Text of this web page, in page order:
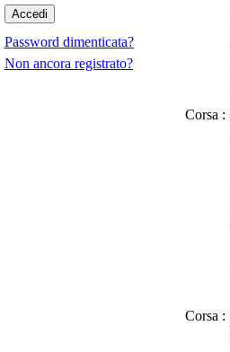
Password dimenticata?
Non ancora registrato?
Corsa :
Corsa :